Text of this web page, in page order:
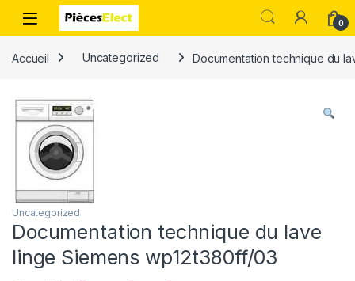
0
Accueil Uncategorized Documentation technique du
Uncategorized
Documentation technique du lave
linge Siemens wp12t380ff/03